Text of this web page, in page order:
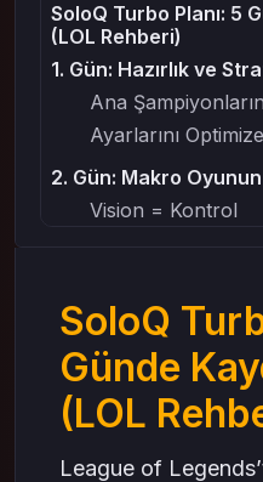
SoloQ Turbo Planı: 5
(LOL Rehberi)
1. Gün: Hazırlık ve
Ana
Ayarlarını
2. Gün: Makro
Vision = Kontrol
Kısa, Net ve
Tilt Yönetimi = LP
4. Gün: Oyun
2 Blok Sistemiyle
Kaybettiğinde
SoloQ
Günde
(LOL
League of